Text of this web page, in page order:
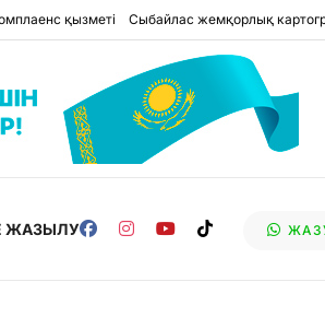
қызметі Сыбайлас жемқорлық
ЖАЗЫЛУ